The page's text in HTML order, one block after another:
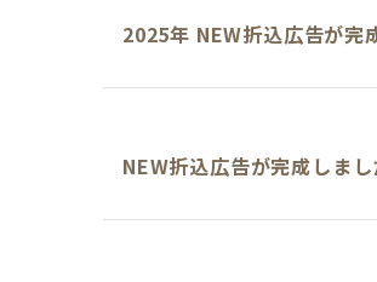
2025年 NEW折込広告が完
NEW折込広告が完成しま